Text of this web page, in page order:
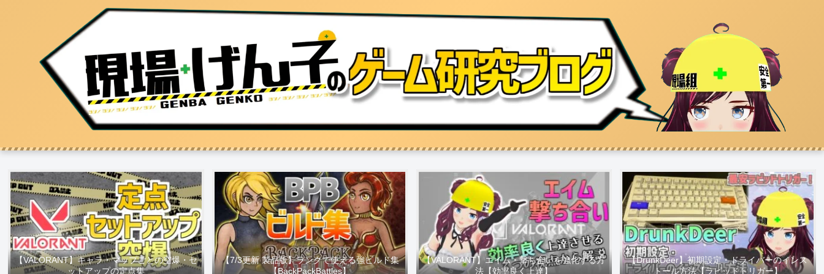
【VALORANT】キャラ・マップごとの空爆・セ
ットアップの定点集
【7/3更新 製品版】ランクで使える強ビルド集
【BackPackBattles】
【VALORANT】エイム・撃ち合いを強化する方
法【効率良く上達】
【DrunkDeer】初期設定・ドライバーのインス
トール方法【ラピッドトリガー】